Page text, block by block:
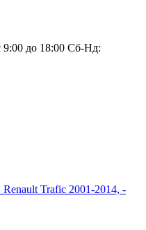
до 18:00 Сб-Нд:
Renault Trafic 2001-2014, -